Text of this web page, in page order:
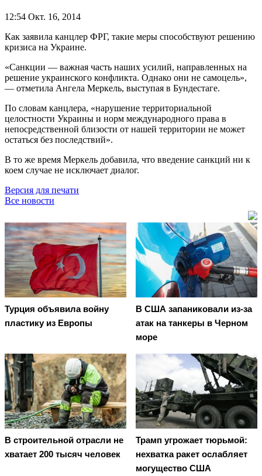
12:54 Окт. 16, 2014
Как заявила канцлер ФРГ, такие меры способствуют решению
кризиса на Украине.
«Санкции — важная часть наших усилий, направленных на
решение украинского конфликта. Однако они не самоцель»,
— отметила Ангела Меркель, выступая в Бундестаге.
По словам канцлера, «нарушение территориальной
целостности Украины и норм международного права в
непосредственной близости от нашей территории не может
остаться без последствий».
В то же время Меркель добавила, что введение санкций ни к
коем случае не исключает диалог.
Версия для печати
Все новости
Турция объявила войну
пластику из Европы
В США запаниковали из-за
атак на танкеры в Черном
море
В строительной отрасли не
хватает 200 тысяч человек
Трамп угрожает тюрьмой:
нехватка ракет ослабляет
могущество США